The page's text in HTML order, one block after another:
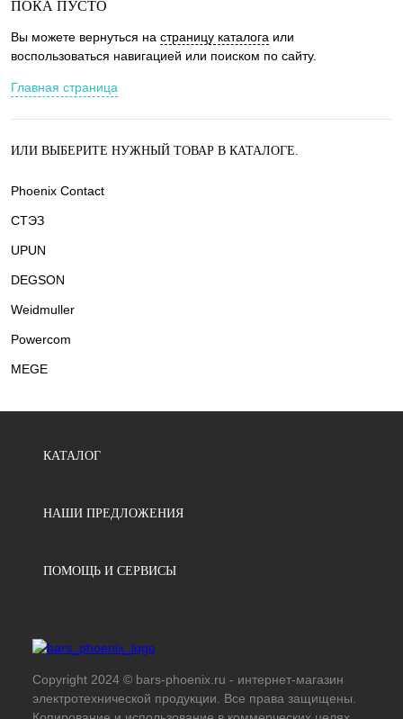
ПОКА ПУСТО
Вы можете вернуться на страницу каталога или
воспользоваться навигацией или поиском по сайту.
Главная страница
ИЛИ ВЫБЕРИТЕ НУЖНЫЙ ТОВАР В КАТАЛОГЕ.
Phoenix Contact
СТЭЗ
UPUN
DEGSON
Weidmuller
Powercom
MEGE
КАТАЛОГ
НАШИ ПРЕДЛОЖЕНИЯ
ПОМОЩЬ И СЕРВИСЫ
Copyright 2024 © bars-phoenix.ru - интернет-магазин
электротехнической продукции. Все права защищены.